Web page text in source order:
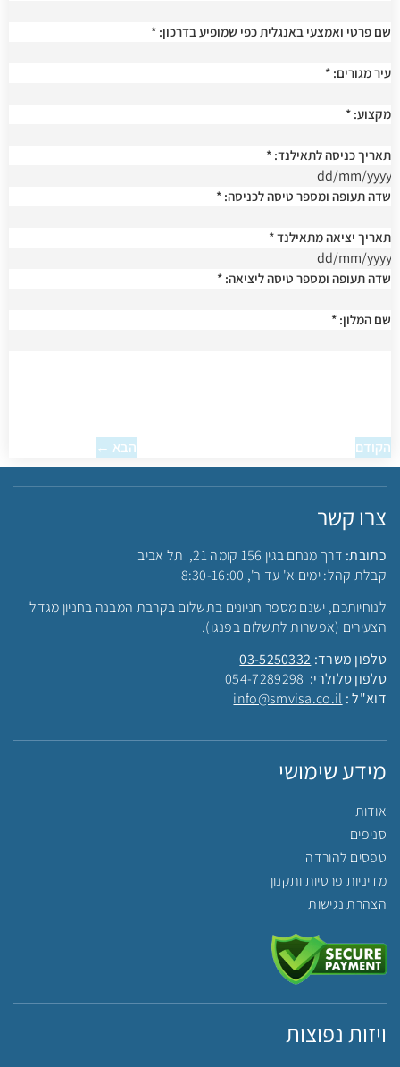
שם פרטי ואמצעי באנגלית כפי שמופיע בדרכון: *
עיר מגורים: *
מקצוע: *
תאריך כניסה לתאילנד: *
שדה תעופה ומספר טיסה לכניסה: *
תאריך יציאה מתאילנד*
שדה תעופה ומספר טיסה ליציאה: *
שם המלון: *
הקודם הבא ←
צרו קשר
כתובת: דרך מנחם בגין 156 קומה 21, תל אביב
קבלת קהל: ימים א' עד ה', 8:30-16:00
לנוחיותכם, ישנם מספר חניונים בתשלום בקרבת המבנה בחניון מגדל
הצעירים (אפשרות לתשלום בפנגו).
טלפון משרד: 03-5250332
טלפון סלולרי: 054-7289298
דוא"ל : info@smvisa.co.il
מידע שימושי
אודות
סניפים
טפסים להורדה
מדיניות פרטיות ותקנון
הצהרת נגישות
ויזות נפוצות